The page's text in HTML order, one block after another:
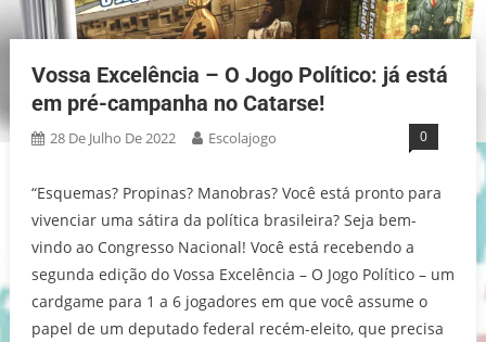
Vossa Excelência – O Jogo Político: já está
em pré-campanha no Catarse!
28 De Julho De 2022 Escolajogo 0
“Esquemas? Propinas? Manobras? Você está pronto para
vivenciar uma sátira da política brasileira? Seja bem-
vindo ao Congresso Nacional! Você está recebendo a
segunda edição do Vossa Excelência – O Jogo Político – um
cardgame para 1 a 6 jogadores em que você assume o
papel de um deputado federal recém-eleito, que precisa